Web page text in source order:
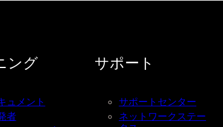
ング
ュメント
者
サポート
サポートセンター
ネットワークステー